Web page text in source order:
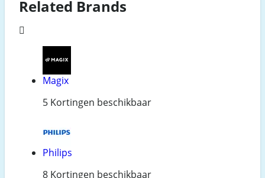
Related Brands
Magix
5 Kortingen beschikbaar
Philips
8 Kortingen beschikbaar